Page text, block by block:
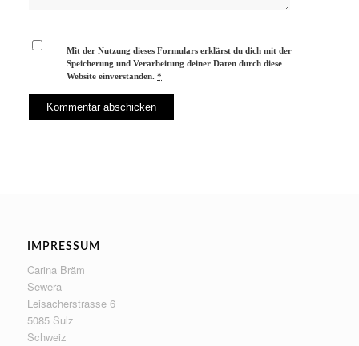
Mit der Nutzung dieses Formulars erklärst du dich mit der
Speicherung und Verarbeitung deiner Daten durch diese
Website einverstanden.*
IMPRESSUM
Carina Bräm
Sewera
Leisacherstrasse 6
5085 Sulz
Schweiz